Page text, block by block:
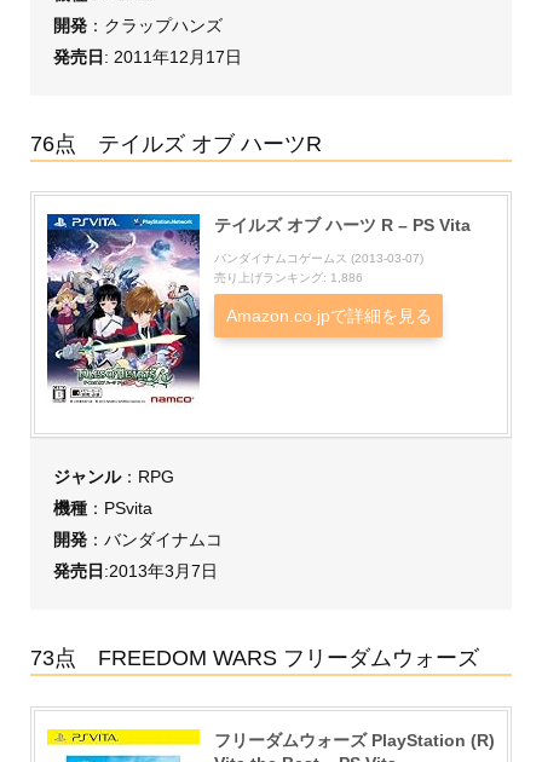
開発：クラップハンズ
発売日 : 2011年12月17日
76点 テイルズ オブ ハーツR
テイルズ オブ ハーツ R – PS Vita
バンダイナムコゲームス (2013-03-07)
売り上げランキング: 1,886
Amazon.co.jpで詳細を見る
ジャンル：RPG
機種：PSvita
開発：バンダイナムコ
発売日 :2013年3月7日
73点 FREEDOM WARS フリーダムウォーズ
フリーダムウォーズ PlayStation (R)